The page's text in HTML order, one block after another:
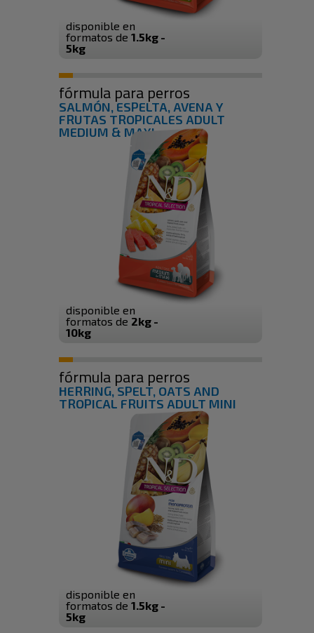
disponible en
formatos de 1.5kg -
5kg
fórmula para perros
SALMÓN, ESPELTA, AVENA Y
FRUTAS TROPICALES ADULT
MEDIUM & MAXI
disponible en
formatos de 2kg -
10kg
fórmula para perros
HERRING, SPELT, OATS AND
TROPICAL FRUITS ADULT MINI
disponible en
formatos de 1.5kg -
5kg